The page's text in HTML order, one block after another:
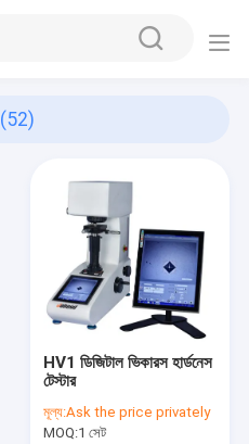
(52)
HV1 ডিজিটাল ভিকারস হার্ডনেস
টেস্টার
মূল্য:Ask the price privately
MOQ:1 সেট